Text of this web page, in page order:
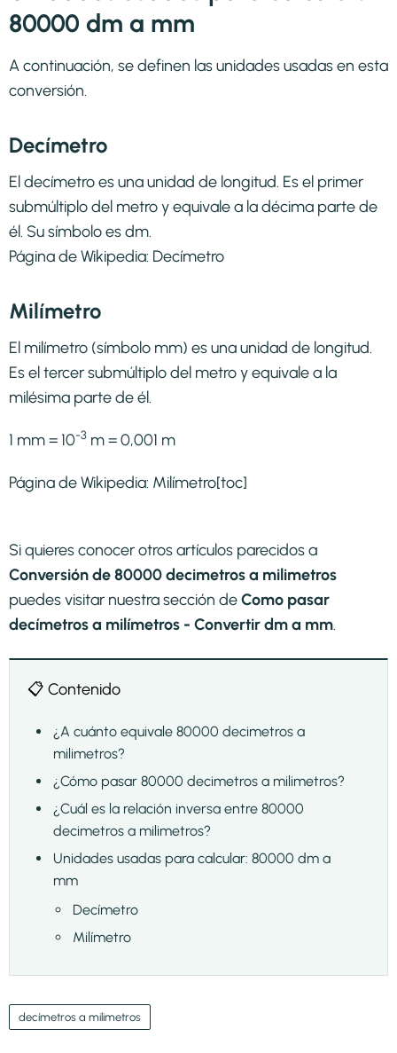
80000 dm a mm
A continuación, se definen las unidades usadas en esta
conversión.
Decímetro
El decímetro es una unidad de longitud. Es el primer
submúltiplo del metro y equivale a la décima parte de
él. Su símbolo es dm.
Página de Wikipedia: Decímetro
Milímetro
El milímetro (símbolo mm) es una unidad de longitud.
Es el tercer submúltiplo del metro y equivale a la
milésima parte de él.
1 mm = 10-3 m = 0,001 m
Página de Wikipedia: Milímetro[toc]
Si quieres conocer otros artículos parecidos a
Conversión de 80000 decimetros a milimetros
puedes visitar nuestra sección deComo pasar
decímetros a milímetros - Convertir dm a mm.
📋 Contenido
¿A cuánto equivale 80000 decimetros a
milimetros?
¿Cómo pasar 80000 decimetros a milimetros?
¿Cuál es la relación inversa entre 80000
decimetros a milimetros?
Unidades usadas para calcular: 80000 dm a
mm
Decímetro
Milímetro
decímetros a milimetros